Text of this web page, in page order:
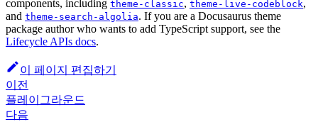
components, including theme-classic, theme-live-codeblock,
and theme-search-algolia. If you are a Docusaurus theme
package author who wants to add TypeScript support, see the
Lifecycle APIs docs.
이 페이지 편집하기
이전
플레이그라운드
다음